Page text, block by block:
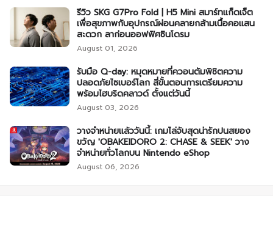
รีวิว SKG G7Pro Fold | H5 Mini สมาร์ทแก็ดเจ็ต
เพื่อสุขภาพกับอุปกรณ์ผ่อนคลายกล้ามเนื้อคอแสน
สะดวก ลาก่อนออฟฟิศซินโดรม
August 01, 2026
รับมือ Q-day: หมุดหมายที่ควอนตัมพิชิตความ
ปลอดภัยไซเบอร์โลก สี่ขั้นตอนการเตรียมความ
พร้อมไฮบริดคลาวด์ ตั้งแต่วันนี้
August 03, 2026
วางจำหน่ายแล้ววันนี้: เกมไล่จับสุดน่ารักปนสยอง
ขวัญ 'OBAKEIDORO 2: CHASE & SEEK' วาง
จำหน่ายทั่วโลกบน Nintendo eShop
August 06, 2026